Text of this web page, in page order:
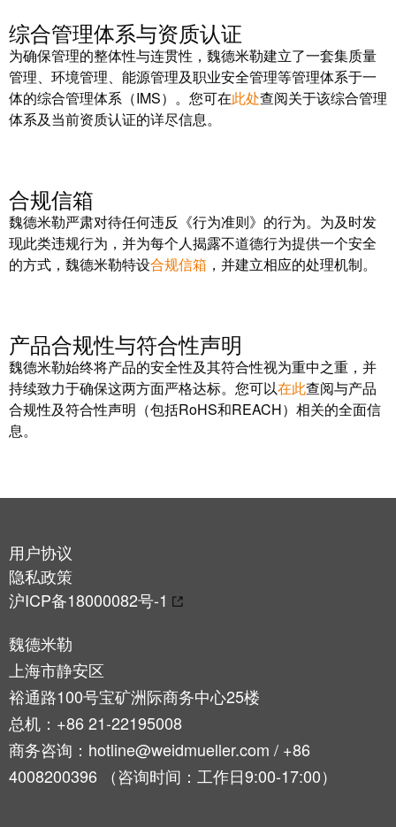
化
工
具
测
量
控
系
统
自
器
学
习
问
服
务
工
作
场
所
和
会
投
资
入
股
米
勒
魏
德
再
度
斩
获
——
发
先
地
位
获
官
方
综合管理体系与资质认证
为确保管理的整体性与连贯性，魏德米勒建立了一套集质量
管理、环境管理、能源管理及职业安全管理等管理体系于一
体的综合管理体系（IMS）。您可在此处查阅关于该综合管理
体系及当前资质认证的详尽信息。
合规信箱
魏德米勒严肃对待任何违反《行为准则》的行为。为及时发
现此类违规行为，并为每个人揭露不道德行为提供一个安全
的方式，魏德米勒特设合规信箱 ，并建立相应的处理机制。
产品合规性与符合性声明
魏德米勒始终将产品的安全性及其符合性视为重中之重，并
持续致力于确保这两方面严格达标。您可以在此查阅与产品
合规性及符合性声明（包括RoHS和REACH）相关的全面信
息。
用户协议
隐私政策
沪ICP备18000082号-1
魏德米勒
上海市静安区
裕通路100号宝矿洲际商务中心25楼
总机：+86 21-22195008
商务咨询：hotline@weidmueller.com / +86
4008200396 （咨询时间：工作日9:00-17:00）